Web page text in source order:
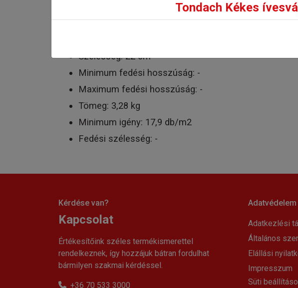
Műszaki adatok:
Szélesség: 22 cm
Minimum fedési hosszúság: -
Maximum fedési hosszúság: -
Tömeg: 3,28 kg
Minimum igény: 17,9 db/m2
Fedési szélesség: -
Kérdése van?
Kapcsolat
Értékesítőink széles termékismerettel
rendelkeznek, így hozzájuk bátran fordulhat
bármilyen szakmai kérdéssel.
+36 70 533 3000
Adatvédelem
Adatkezlési
Általános
Elállási
Impresszum
Süti
Tondach Kékes